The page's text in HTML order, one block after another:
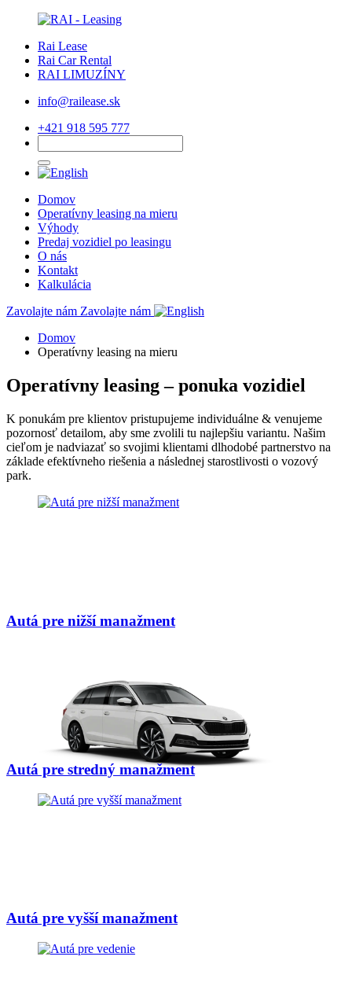
Rai Lease
Rai Car Rental
RAI LIMUZÍNY
info@railease.sk
+421 918 595 777
Domov
Operatívny leasing na mieru
Výhody
Predaj vozidiel po leasingu
O nás
Kontakt
Kalkulácia
Zavolajte nám Zavolajte nám
Domov
Operatívny leasing na mieru
Operatívny leasing – ponuka vozidiel
K ponukám pre klientov pristupujeme individuálne & venujeme
pozornosť detailom, aby sme zvolili tu najlepšiu variantu. Našim
cieľom je nadviazať so svojimi klientami dlhodobé partnerstvo na
základe efektívneho riešenia a následnej starostlivosti o vozový
park.
Autá pre nižší manažment
Autá pre stredný manažment
Autá pre vyšší manažment